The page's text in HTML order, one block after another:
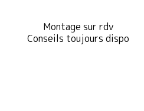
Montage sur rdv
Conseils toujours dispo